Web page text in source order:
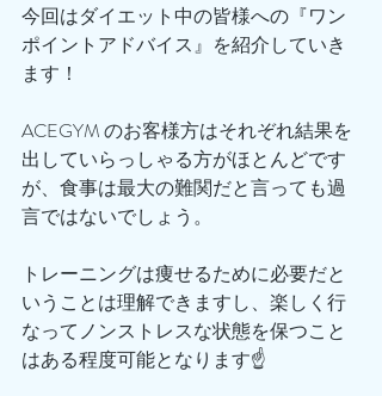
今回はダイエット中の皆様への『ワン
ポイントアドバイス』を紹介していき
ます！
ACEGYM のお客様方はそれぞれ結果を
出していらっしゃる方がほとんどです
が、食事は最大の難関だと言っても過
言ではないでしょう。
トレーニングは痩せるために必要だと
いうことは理解できますし、楽しく行
なってノンストレスな状態を保つこと
はある程度可能となります☝️